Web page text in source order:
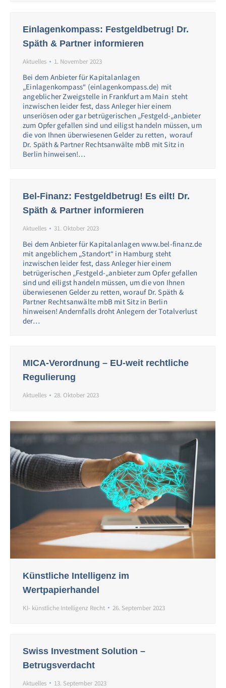
Einlagenkompass: Festgeldbetrug! Dr.
Späth & Partner informieren
Aktuelles 1. November 2023
Bei dem Anbieter für Kapitalanlagen
„Einlagenkompass“ (einlagenkompass.de) mit
angeblicher Zweigstelle in Frankfurt am Main steht
inzwischen leider fest, dass Anleger hier einem
unseriösen oder gar betrügerischen „Festgeld-„anbieter
zum Opfer gefallen sind und eiligst handeln müssen, um
die von Ihnen überwiesenen Gelder zu retten, worauf
Dr. Späth & Partner Rechtsanwälte mbB mit Sitz in
Berlin hinweisen!…
Bel-Finanz: Festgeldbetrug! Es eilt! Dr.
Späth & Partner informieren
Aktuelles 31. Oktober 2023
Bei dem Anbieter für Kapitalanlagen www.bel-finanz.de
mit angeblichem „Standort“ in Hamburg steht
inzwischen leider fest, dass Anleger hier einem
betrügerischen „Festgeld-„anbieter zum Opfer gefallen
sind und eiligst handeln müssen, um die von Ihnen
überwiesenen Gelder zu retten, worauf Dr. Späth &
Partner Rechtsanwälte mbB mit Sitz in Berlin
hinweisen! Andernfalls droht Anlegern der Totalverlust
der…
MICA-Verordnung – EU-weit rechtliche
Regulierung
Aktuelles 28. Oktober 2023
Künstliche Intelligenz im
Wertpapierhandel
KI- künstliche Intelligenz Recht 26. September 2023
Swiss Investment Solution –
Betrugsverdacht
Aktuelles 13. September 2023